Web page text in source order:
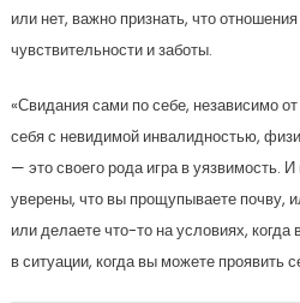
или нет, важно признать, что
чувствительности и заботы.
«Свидания сами по себе, независимо
себя с невидимой инвалидностью,
— это своего рода игра в уязвимость.
уверены, что вы прощупываете почву,
или делаете что-то на условиях, когда
в ситуации, когда вы можете проявить